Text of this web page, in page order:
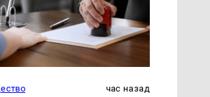
час назад